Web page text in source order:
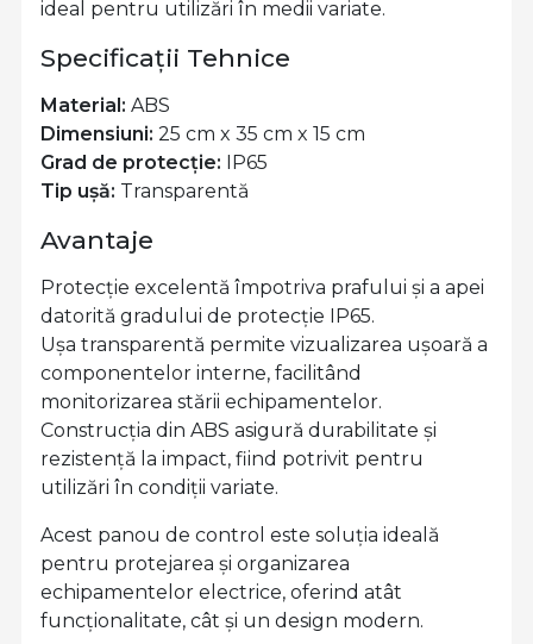
ideal pentru utilizări în medii variate.
Specificații Tehnice
Material: ABS
Dimensiuni: 25 cm x 35 cm x 15 cm
Grad de protecție: IP65
Tip ușă: Transparentă
Avantaje
Protecție excelentă împotriva prafului și a apei
datorită gradului de protecție IP65.
Ușa transparentă permite vizualizarea ușoară a
componentelor interne, facilitând
monitorizarea stării echipamentelor.
Construcția din ABS asigură durabilitate și
rezistență la impact, fiind potrivit pentru
utilizări în condiții variate.
Acest panou de control este soluția ideală
pentru protejarea și organizarea
echipamentelor electrice, oferind atât
funcționalitate, cât și un design modern.